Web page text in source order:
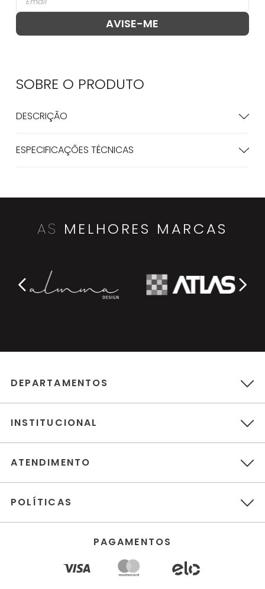
SOBRE O PRODUTO
DESCRIÇÃO
ESPECIFICAÇÕES TÉCNICAS
AS MELHORES MARCAS
DEPARTAMENTOS
INSTITUCIONAL
ATENDIMENTO
POLÍTICAS
PAGAMENTOS